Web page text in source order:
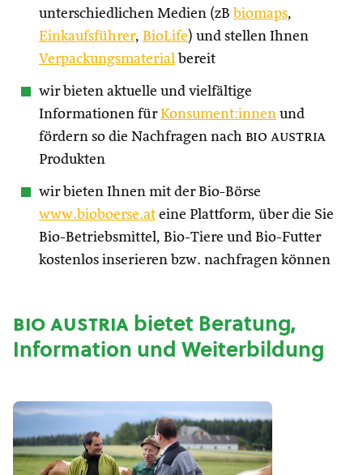
unterschiedlichen Medien (zB biomaps,
Einkaufsführer, BioLife) und stellen Ihnen
Verpackungsmaterial bereit
wir bieten aktuelle und vielfältige
Informationen fürKonsument:innen und
fördern so die Nachfragen nach bio austria
Produkten
wir bieten Ihnen mit der Bio-Börse
www.bioboerse.at eine Plattform, über die Sie
Bio-Betriebsmittel, Bio-Tiere und Bio-Futter
kostenlos inserieren bzw. nachfragen können
bio austriabietet Beratung,
Information und Weiterbildung